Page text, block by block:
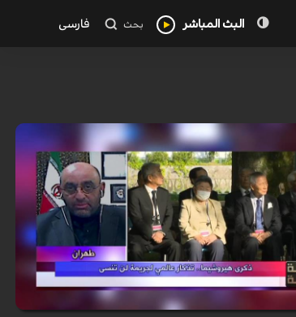
البث المباشر بحث فارسی